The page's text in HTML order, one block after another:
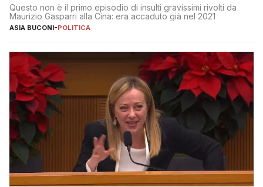
Questo non è il primo episodio di insulti gravissimi rivolti da
Maurizio Gasparri alla Cina: era accaduto già nel 2021
ASIA BUCONI-POLITICA